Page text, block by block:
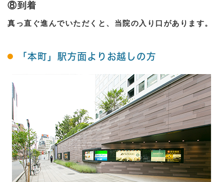
⑧到着
真っ直ぐ進んでいただくと、当院の入り口があります。
「本町」駅方面よりお越しの方